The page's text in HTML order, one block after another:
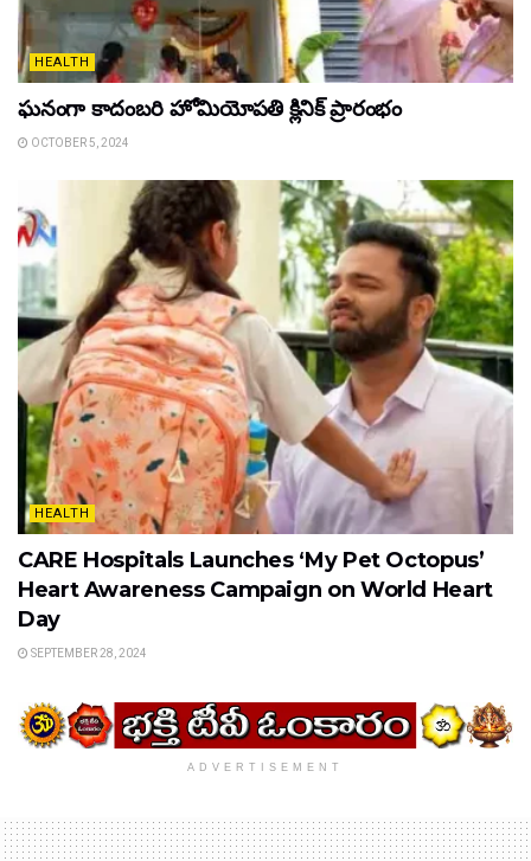
HEALTH
ఘ‌నంగా కాదంబ‌రి హోమియోపతి క్లినిక్ ప్రారంభం
OCTOBER 5, 2024
HEALTH
CARE Hospitals Launches ‘My Pet Octopus’
Heart Awareness Campaign on World Heart
Day
SEPTEMBER 28, 2024
ADVERTISEMENT